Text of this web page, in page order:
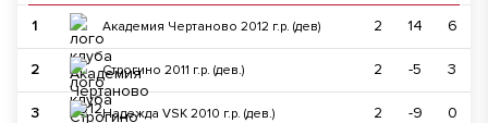
1 Академия Чертаново 2012 г.р. (дев) 2 14 6
2 Строгино 2011 г.р. (дев.) 2 -5 3
3 Надежда VSK 2010 г.р. (дев.) 2 -9 0